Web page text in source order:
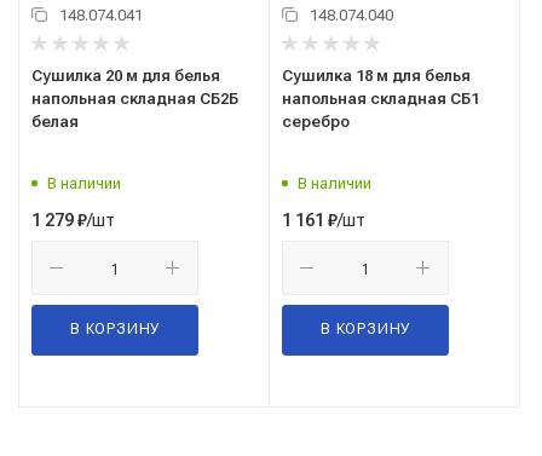
148.074.041
Сушилка 20 м для белья
напольная складная СБ2Б
белая
В наличии
1 279₽/шт
В КОРЗИНУ
148.074.040
Сушилка 18 м для белья
напольная складная СБ1
серебро
В наличии
1 161 ₽/шт
В КОРЗИНУ